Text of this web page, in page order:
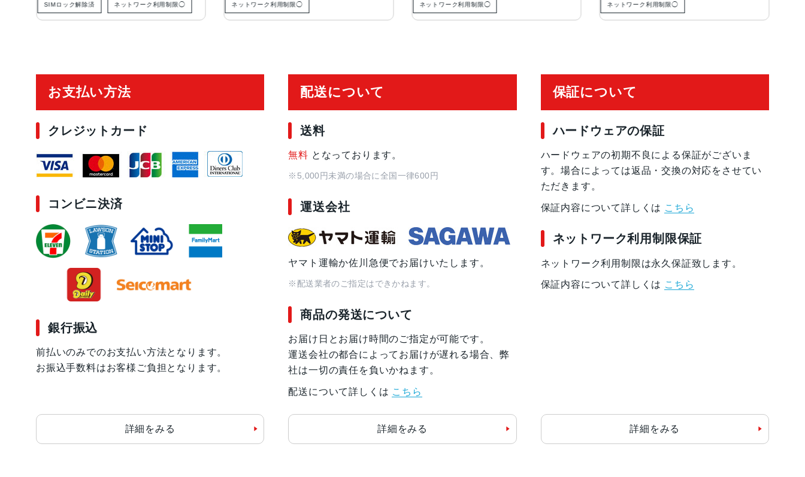
SIMロック解除済 ネットワーク利用制限◯ ネットワーク利用制限◯ ネットワーク利用制限◯ ネットワーク利用制限◯
お支払い方法
クレジットカード
コンビニ決済
銀行振込
前払いのみでのお支払い方法となります。
お振込手数料はお客様ご負担となります。
詳細をみる
配送について
送料
無料 となっております。
※5,000円未満の場合に全国一律600円
運送会社
ヤマト運輸か佐川急便でお届けいたします。
※配送業者のご指定はできかねます。
商品の発送について
お届け日とお届け時間のご指定が可能です。
運送会社の都合によってお届けが遅れる場合、弊
社は一切の責任を負いかねます。
配送について詳しくは こちら
詳細をみる
保証について
ハードウェアの保証
ハードウェアの初期不良による保証がございま
す。場合によっては返品・交換の対応をさせてい
ただきます。
保証内容について詳しくは こちら
ネットワーク利用制限保証
ネットワーク利用制限は永久保証致します。
保証内容について詳しくは こちら
詳細をみる